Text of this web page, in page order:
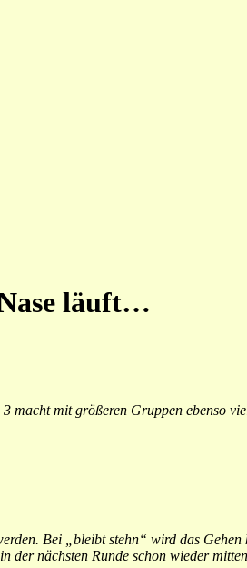
läuft…
macht mit größeren Gruppen ebenso
Bei „bleibt stehn“ wird das
nächsten Runde schon wieder